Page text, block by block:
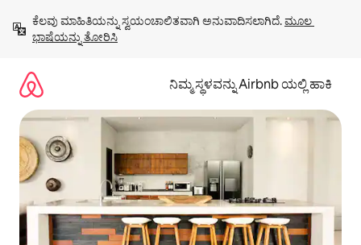
ಹೋಗಿ
ಕೆಲವು ಮಾಹಿತಿಯನ್ನು ಸ್ವಯಂಚಾಲಿತವಾಗಿ ಅನುವಾದಿಸಲಾಗಿದೆ. ಮೂಲ
ಭಾಷೆಯನ್ನು ತೋರಿಸಿ
ನಿಮ್ಮ ಸ್ಥಳವನ್ನು Airbnb ಯಲ್ಲಿ ಹಾಕಿ